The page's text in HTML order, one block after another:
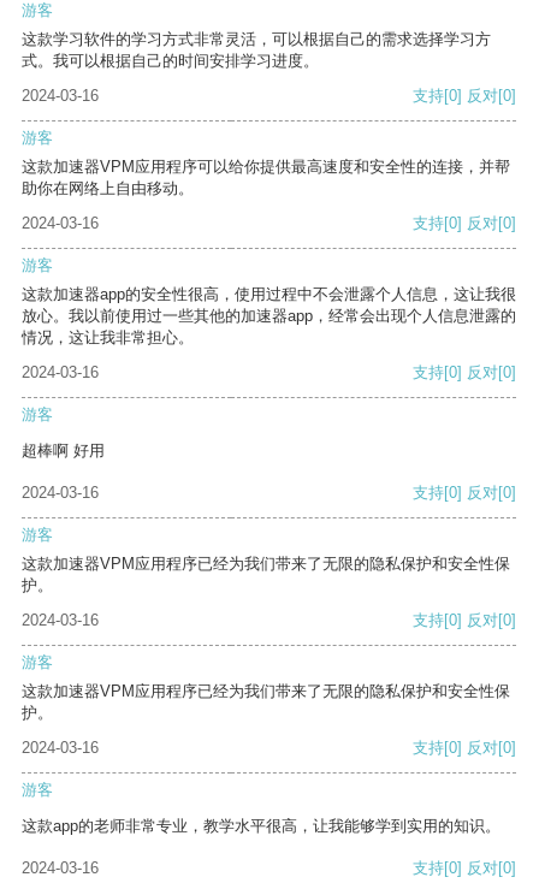
游客
这款学习软件的学习方式非常灵活，可以根据自己的需求选择学习方
式。我可以根据自己的时间安排学习进度。
2024-03-16
支持[0] 反对[0]
游客
这款加速器VPM应用程序可以给你提供最高速度和安全性的连接，并帮
助你在网络上自由移动。
2024-03-16
支持[0] 反对[0]
游客
这款加速器app的安全性很高，使用过程中不会泄露个人信息，这让我很
放心。我以前使用过一些其他的加速器app，经常会出现个人信息泄露的
情况，这让我非常担心。
2024-03-16
支持[0] 反对[0]
游客
超棒啊 好用
2024-03-16 支持[0] 反对[0]
游客
这款加速器VPM应用程序已经为我们带来了无限的隐私保护和安全性保
护。
2024-03-16
支持[0] 反对[0]
游客
这款加速器VPM应用程序已经为我们带来了无限的隐私保护和安全性保
护。
2024-03-16
支持[0] 反对[0]
游客
这款app的老师非常专业，教学水平很高，让我能够学到实用的知识。
2024-03-16 支持[0] 反对[0]